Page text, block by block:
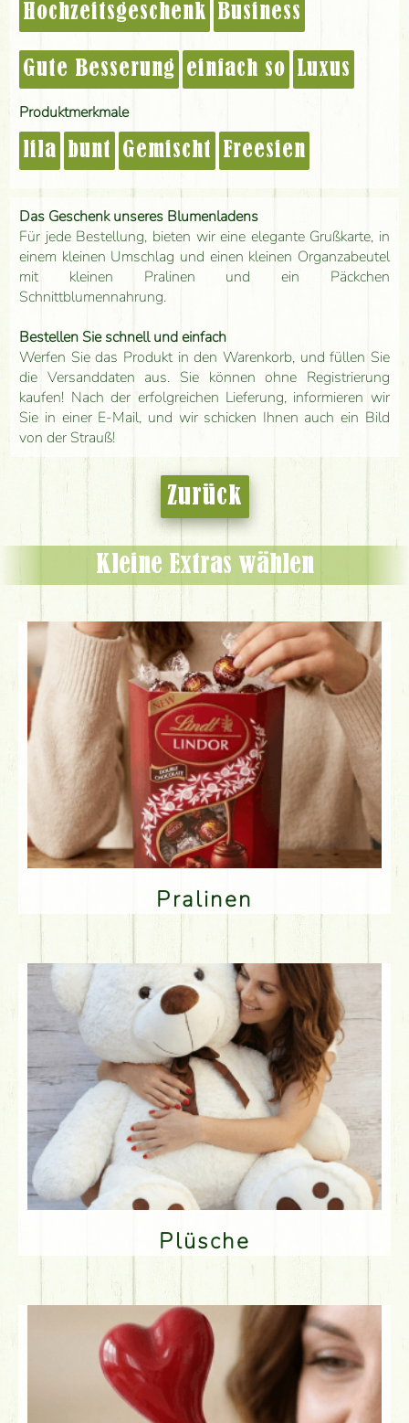
Hochzeitsgeschenk Business
Gute Besserung einfach so Luxus
Produktmerkmale
lila bunt Gemischt Freesien
Das Geschenk unseres Blumenladens
Für jede Bestellung, bieten wir eine elegante Grußkarte, in
einem kleinen Umschlag und einen kleinen Organzabeutel
mit kleinen Pralinen und ein Päckchen
Schnittblumennahrung.
Bestellen Sie schnell und einfach
Werfen Sie das Produkt in den Warenkorb, und füllen Sie
die Versanddaten aus. Sie können ohne Registrierung
kaufen! Nach der erfolgreichen Lieferung, informieren wir
Sie in einer E-Mail, und wir schicken Ihnen auch ein Bild
von der Strauß!
Zurück
Kleine Extras wählen
Pralinen
Plüsche